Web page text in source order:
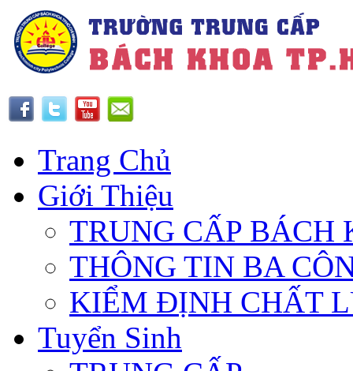
Trang Chủ
Giới Thiệu
TRUNG CẤP BÁCH
THÔNG TIN BA
KIỂM ĐỊNH CHẤT
Tuyển Sinh